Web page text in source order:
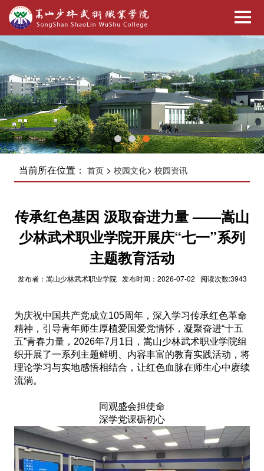
当前所在位置： 首页> 校园文化> 校园资讯
传承红色基因 汲取奋进力量 ——嵩山
少林武术职业学院开展庆“七一”系列
主题教育活动
发布者：嵩山少林武术职业学院 发布时间：2026-07-02 阅读次数:3943
为庆祝中国共产党成立105周年，深入学习传承红色革命
精神，引导青年师生厚植爱国爱党情怀，凝聚奋进“十五
五”青春力量，2026年7月1日，嵩山少林武术职业学院组
织开展了一系列主题鲜明、内容丰富的教育实践活动，将
理论学习与实地感悟相结合，让红色血脉在师生心中赓续
流淌。
同观盛会担使命
深学党课砺初心